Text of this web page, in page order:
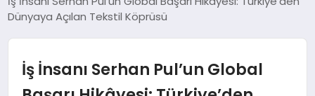
EKONOMI
MAGAZIN
Dünyaya Açılan Tekstil Köprüsü
İş İnsanı Serhan Pul’un Global